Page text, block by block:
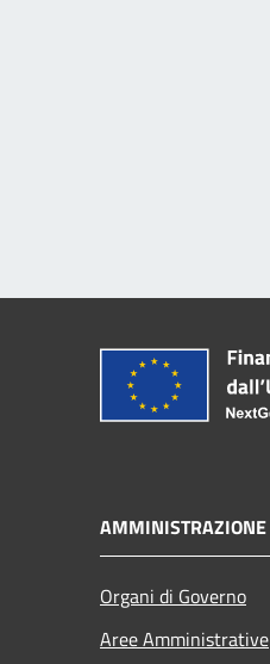
AMMINISTRAZIONE
Organi di Governo
Aree Amministrative